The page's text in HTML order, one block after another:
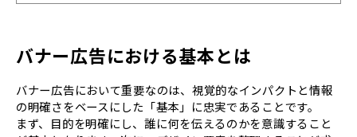
バナー広告における基本とは
バナー広告において重要なのは、視覚的なインパクトと情報
の明確さをベースにした「基本」に忠実であることです。
まず、目的を明確にし、誰に何を伝えるのかを意識すること